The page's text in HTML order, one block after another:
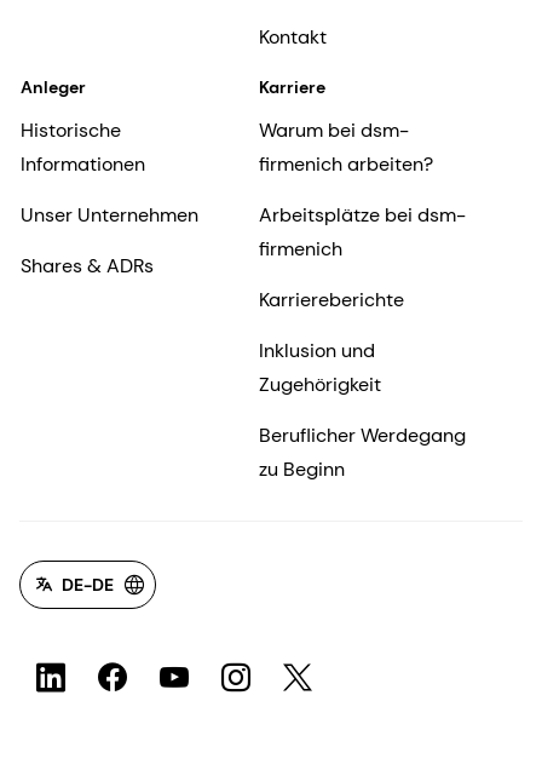
Kontakt
Anleger
Historische
Informationen
Unser Unternehmen
Shares & ADRs
Karriere
Warum bei dsm-
firmenich arbeiten?
Arbeitsplätze bei dsm-
firmenich
Karriereberichte
Inklusion und
Zugehörigkeit
Beruflicher Werdegang
zu Beginn
DE-DE